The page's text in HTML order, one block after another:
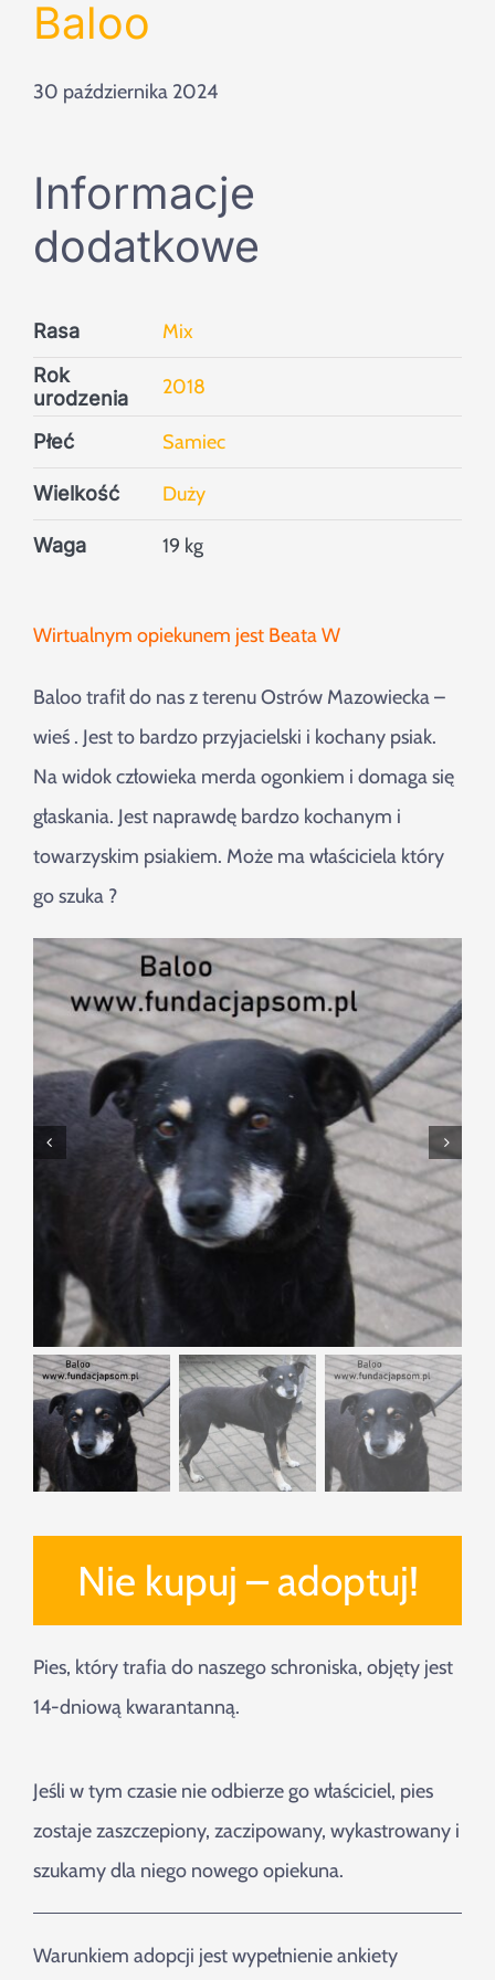
Szukaj
Baloo
30 października 2024
Informacje
dodatkowe
Rasa Mix
Rok
urodzenia
2018
Płeć Samiec
Wielkość Duży
Waga 19 kg
Wirtualnym opiekunem jest Beata W
Baloo trafił do nas z terenu Ostrów Mazowiecka –
wieś . Jest to bardzo przyjacielski i kochany psiak.
Na widok człowieka merda ogonkiem i domaga się
głaskania. Jest naprawdę bardzo kochanym i
towarzyskim psiakiem. Może ma właściciela który
go szuka ?
Nie kupuj – adoptuj!
Pies, który trafia do naszego schroniska, objęty jest
14-dniową kwarantanną.
Jeśli w tym czasie nie odbierze go właściciel, pies
zostaje zaszczepiony, zaczipowany, wykastrowany i
szukamy dla niego nowego opiekuna.
Warunkiem adopcji jest wypełnienie ankiety